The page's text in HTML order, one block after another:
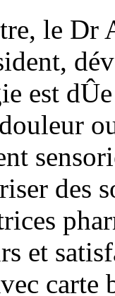
le Dr
est
des
et
carte